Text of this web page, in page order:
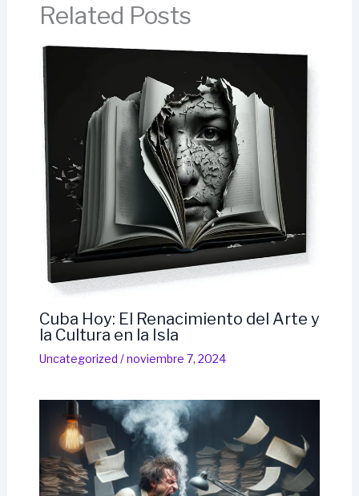
Related Posts
Cuba Hoy: El Renacimiento del Arte y
la Cultura en la Isla
Uncategorized /noviembre 7, 2024